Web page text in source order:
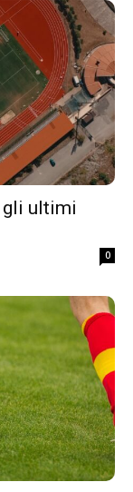
gli ultimi
0